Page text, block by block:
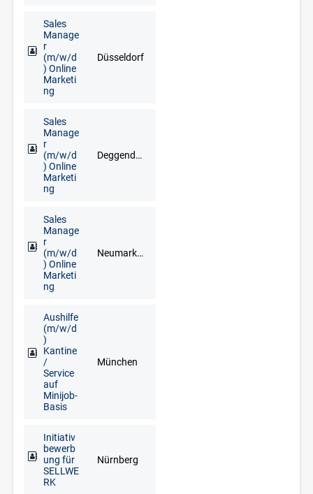
Sales
Manage
r
(m/w/d
) Online
Marketi
ng
Düsseldorf
Sales
Manage
r
(m/w/d
) Online
Marketi
ng
Deggendorf, Freyung, Grafenau, Regen, Straubing, Waldkirchen, Zwiesel
Sales
Manage
r
(m/w/d
) Online
Marketi
ng
Neumarkt in der Oberpfalz, Regensburg
Aushilfe
(m/w/d
)
Kantine
/
Service
auf
Minijob-
Basis
München
Initiativ
bewerb
ung für
SELLWE
RK
Nürnberg